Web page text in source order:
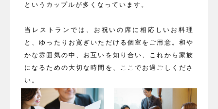
というカップルが多くなっています。
当レストランでは、お祝いの席に相応しいお料理
と、ゆったりお寛ぎいただける個室をご用意。和や
かな雰囲気の中、お互いを知り合い、これから家族
になるための大切な時間を、ここでお過ごしくださ
い。